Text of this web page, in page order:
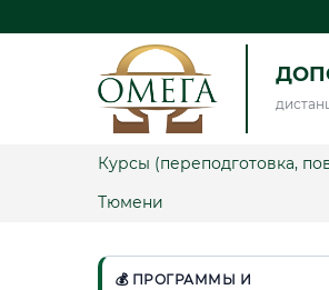
Курсы (переподготовка,
Тюмени
💰 ПРОГРАММЫ И